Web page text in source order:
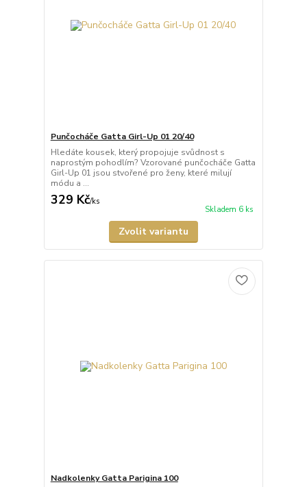
Punčocháče Gatta Girl-Up 01 20/40
Hledáte kousek, který propojuje svůdnost s
naprostým pohodlím? Vzorované punčocháče Gatta
Girl-Up 01 jsou stvořené pro ženy, které milují
módu a ...
329 Kč/ks
Skladem 6 ks
Zvolit variantu
Nadkolenky Gatta Parigina 100